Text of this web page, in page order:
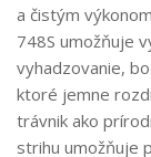
a čistým
748S umožňuje
vyhadzovanie,
ktoré jemne
trávnik ako
strihu umožňuje